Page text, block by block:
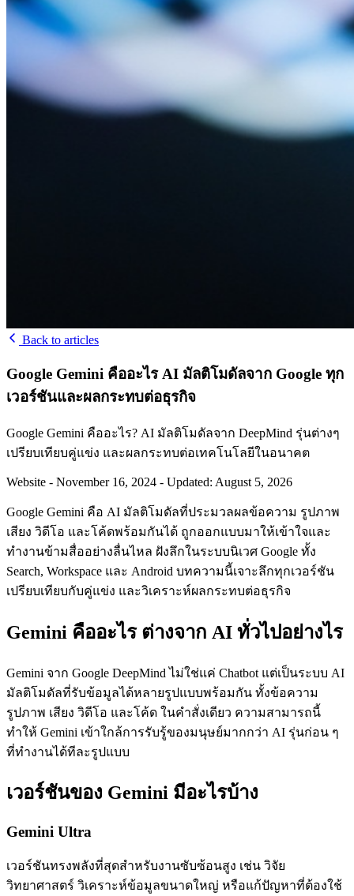
Back to articles
Google Gemini คืออะไร AI มัลติโมดัลจาก Google ทุก
เวอร์ชันและผลกระทบต่อธุรกิจ
Google Gemini คืออะไร? AI มัลติโมดัลจาก DeepMind รุ่นต่างๆ
เปรียบเทียบคู่แข่ง และผลกระทบต่อเทคโนโลยีในอนาคต
Website - November 16, 2024 - Updated: August 5, 2026
Google Gemini คือ AI มัลติโมดัลที่ประมวลผลข้อความ รูปภาพ
เสียง วิดีโอ และโค้ดพร้อมกันได้ ถูกออกแบบมาให้เข้าใจและ
ทำงานข้ามสื่ออย่างลื่นไหล ฝังลึกในระบบนิเวศ Google ทั้ง
Search, Workspace และ Android บทความนี้เจาะลึกทุกเวอร์ชัน
เปรียบเทียบกับคู่แข่ง และวิเคราะห์ผลกระทบต่อธุรกิจ
Gemini คืออะไร ต่างจาก AI ทั่วไปอย่างไร
Gemini จาก Google DeepMind ไม่ใช่แค่ Chatbot แต่เป็นระบบ AI
มัลติโมดัลที่รับข้อมูลได้หลายรูปแบบพร้อมกัน ทั้งข้อความ
รูปภาพ เสียง วิดีโอ และโค้ด ในคำสั่งเดียว ความสามารถนี้
ทำให้ Gemini เข้าใกล้การรับรู้ของมนุษย์มากกว่า AI รุ่นก่อน ๆ
ที่ทำงานได้ทีละรูปแบบ
เวอร์ชันของ Gemini มีอะไรบ้าง
Gemini Ultra
เวอร์ชันทรงพลังที่สุดสำหรับงานซับซ้อนสูง เช่น วิจัย
วิทยาศาสตร์ วิเคราะห์ข้อมูลขนาดใหญ่ หรือแก้ปัญหาที่ต้องใช้